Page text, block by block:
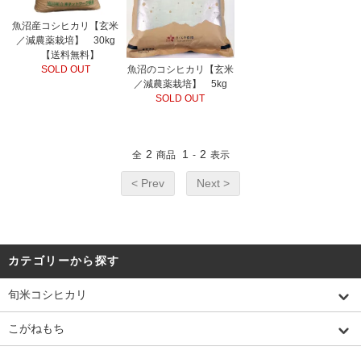
魚沼産コシヒカリ【玄米
／減農薬栽培】 30kg
【送料無料】
SOLD OUT
魚沼のコシヒカリ【玄米
／減農薬栽培】 5kg
SOLD OUT
全 2 商品 1 - 2 表示
< Prev Next >
カテゴリーから探す
旬米コシヒカリ
こがねもち